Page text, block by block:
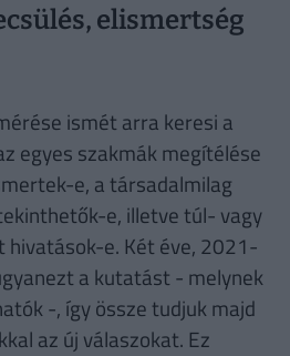
elismertség
ismét arra keresi a
egyes szakmák megítélése
e, a társadalmilag
e, illetve túl- vagy
e. Két éve, 2021-
a kutatást - melynek
-, így össze tudjuk majd
az új válaszokat. Ez